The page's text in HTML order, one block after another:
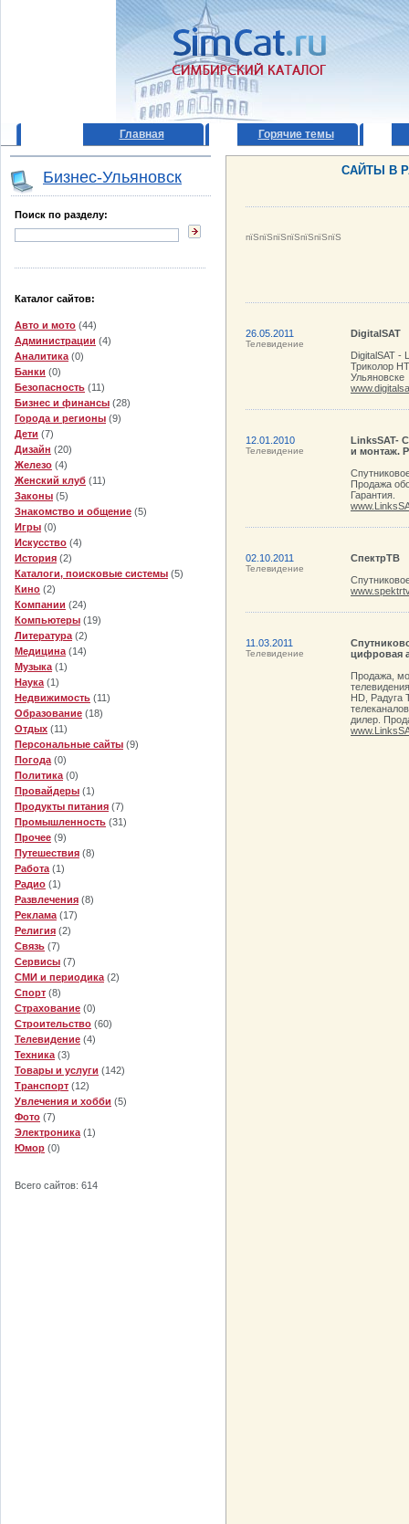
Главная Горячие темы
Бизнес-Ульяновск
Поиск по разделу:
Каталог сайтов:
Авто и мото (44)
Администрации (4)
Аналитика (0)
Банки (0)
Безопасность (11)
Бизнес и финансы (28)
Города и регионы (9)
Дети (7)
Дизайн (20)
Железо (4)
Женский клуб (11)
Законы (5)
Знакомство и общение (5)
Игры (0)
Искусство (4)
История (2)
Каталоги, поисковые системы (5)
Кино (2)
Компании (24)
Компьютеры (19)
Литература (2)
Медицина (14)
Музыка (1)
Наука (1)
Недвижимость (11)
Образование (18)
Отдых (11)
Персональные сайты (9)
Погода (0)
Политика (0)
Провайдеры (1)
Продукты питания (7)
Промышленность (31)
Прочее (9)
Путешествия (8)
Работа (1)
Радио (1)
Развлечения (8)
Реклама (17)
Религия (2)
Связь (7)
Сервисы (7)
СМИ и периодика (2)
Спорт (8)
Страхование (0)
Строительство (60)
Телевидение (4)
Техника (3)
Товары и услуги (142)
Транспорт (12)
Увлечения и хобби (5)
Фото (7)
Электроника (1)
Юмор (0)
Всего сайтов: 614
САЙТЫ В
пїЅпїЅпїЅпїЅпїЅпїЅпїЅ
26.05.2011
Телевидение
DigitalSAT
DigitalSAT -
Триколор
Ульяновске
12.01.2010
Телевидение
LinksSAT-
и монтаж.
Продажа
Гарантия.
02.10.2011
Телевидение
СпектрТВ
11.03.2011
Телевидение
цифровая
Продажа,
HD, Радуга
дилер.